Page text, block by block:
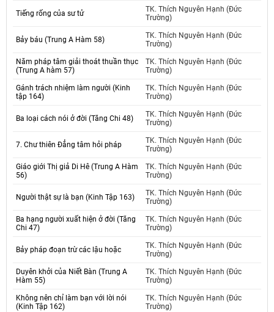
Tiếng rống của sư tử
TK. Thích Nguyên Hạnh (Đức
Trường)
Bảy báu (Trung A Hàm 58)
TK. Thích Nguyên Hạnh (Đức
Trường)
Năm pháp tâm giải thoát thuần thục
(Trung A hàm 57)
TK. Thích Nguyên Hạnh (Đức
Trường)
Gánh trách nhiệm làm người (Kinh
tập 164)
TK. Thích Nguyên Hạnh (Đức
Trường)
Ba loại cách nói ở đời (Tăng Chi 48)
TK. Thích Nguyên Hạnh (Đức
Trường)
7. Chư thiên Đẳng tâm hỏi pháp
TK. Thích Nguyên Hạnh (Đức
Trường)
Giáo giới Thị giả Di Hê (Trung A Hàm
56)
TK. Thích Nguyên Hạnh (Đức
Trường)
Người thật sự là bạn (Kinh Tập 163)
TK. Thích Nguyên Hạnh (Đức
Trường)
Ba hạng người xuất hiện ở đời (Tăng
Chi 47)
TK. Thích Nguyên Hạnh (Đức
Trường)
Bảy pháp đoạn trừ các lậu hoặc
TK. Thích Nguyên Hạnh (Đức
Trường)
Duyên khởi của Niết Bàn (Trung A
Hàm 55)
TK. Thích Nguyên Hạnh (Đức
Trường)
Không nên chỉ làm bạn với lời nói
(Kinh Tập 162)
TK. Thích Nguyên Hạnh (Đức
Trường)